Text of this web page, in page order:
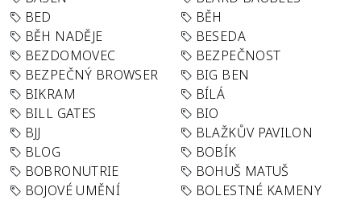
BED
BĚH
BĚH NADĚJE
BESEDA
BEZDOMOVEC
BEZPEČNOST
BEZPEČNÝ BROWSER
BIG BEN
BIKRAM
BÍLÁ
BILL GATES
BIO
BJJ
BLAŽKŮV PAVILON
BLOG
BOBÍK
BOBRONUTRIE
BOHUŠ MATUŠ
BOJOVÉ UMĚNÍ
BOLESTNÉ KAMENY